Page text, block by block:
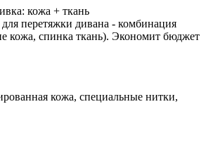
кожа + ткань
перетяжки дивана - комбинация
кожа, спинка ткань). Экономит бюджет
кожа, специальные нитки,